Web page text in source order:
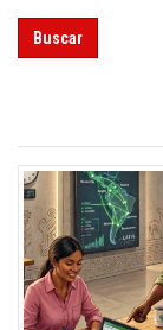
Buscar